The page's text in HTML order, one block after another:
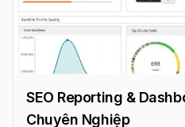
SEO Reporting &
Chuyên Nghiệp